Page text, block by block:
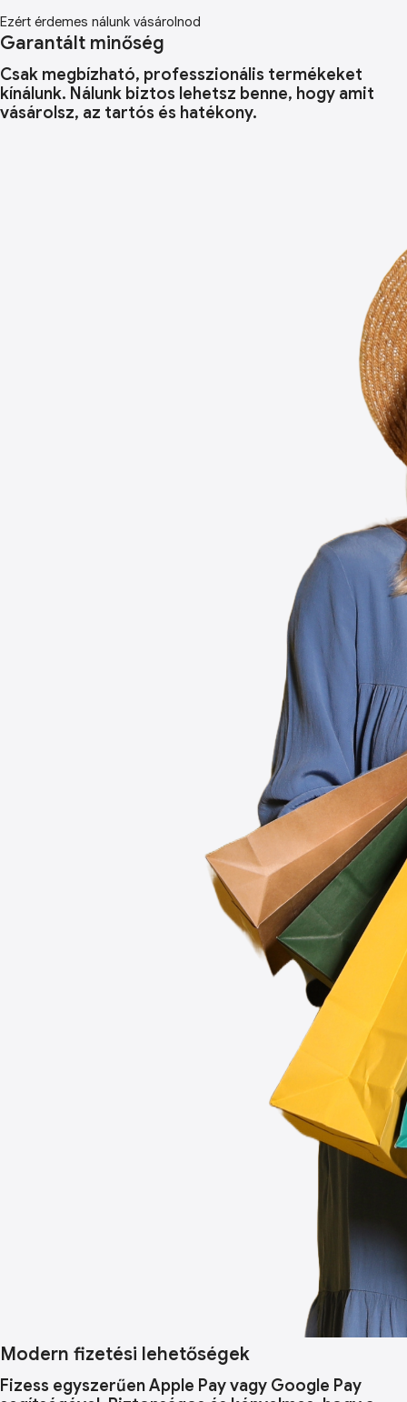
Ezért érdemes nálunk vásárolnod
Garantált minőség
Csak megbízható, professzionális termékeket
kínálunk. Nálunk biztos lehetsz benne, hogy amit
vásárolsz, az tartós és hatékony.
Modern fizetési lehetőségek
Fizess egyszerűen Apple Pay vagy Google Pay